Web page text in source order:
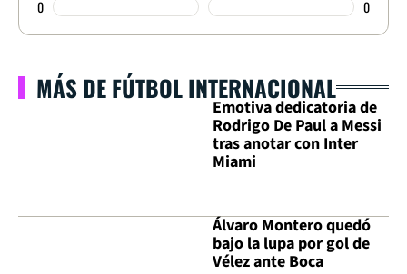
0 0
MÁS DE FÚTBOL INTERNACIONAL
Emotiva dedicatoria de
Rodrigo De Paul a Messi
tras anotar con Inter
Miami
Álvaro Montero quedó
bajo la lupa por gol de
Vélez ante Boca